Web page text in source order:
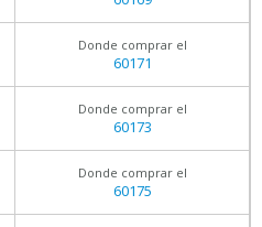
Donde comprar el
60171
Donde comprar el
60173
Donde comprar el
60175